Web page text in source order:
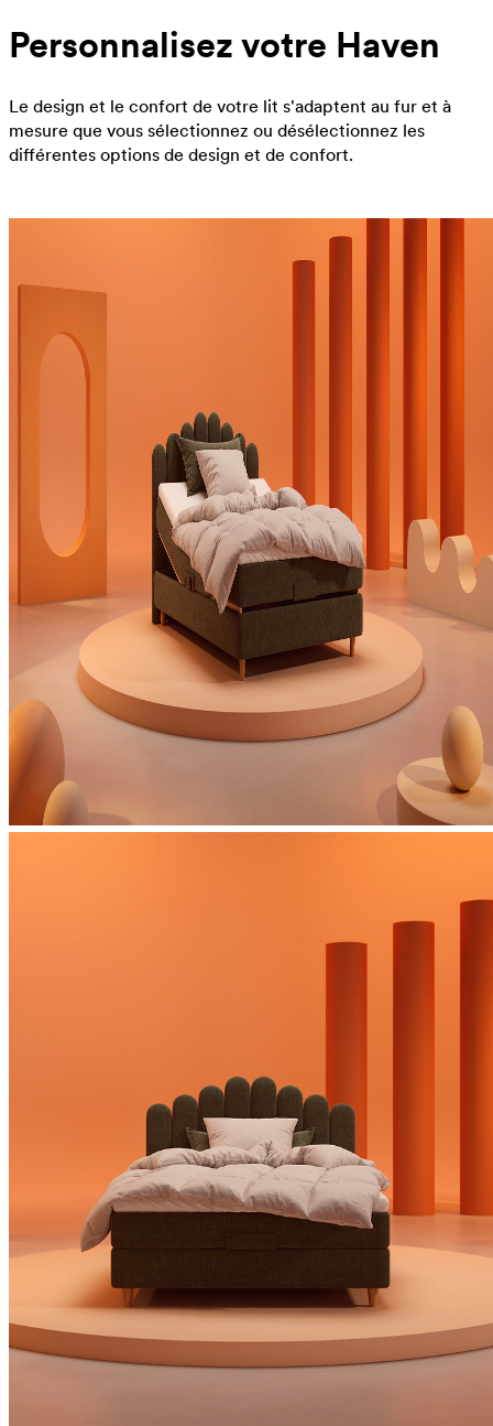
Personnalisez votre Haven
Le design et le confort de votre lit s'adaptent au fur et à
mesure que vous sélectionnez ou désélectionnez les
différentes options de design et de confort.